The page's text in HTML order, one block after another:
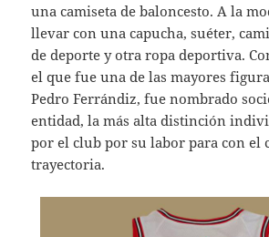
una camiseta de baloncesto. A la
llevar con una capucha, suéter,
de deporte y otra ropa deportiva.
el que fue una de las mayores
Pedro Ferrándiz, fue nombrado
entidad, la más alta distinción
por el club por su labor para con el
trayectoria.